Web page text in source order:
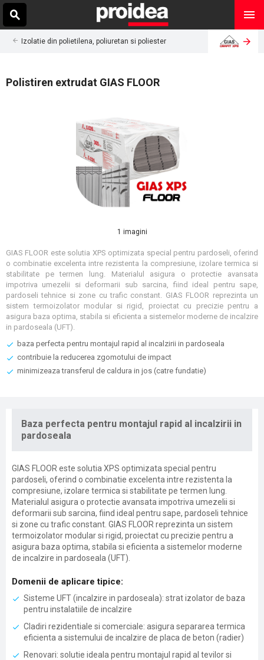
Izolatie din polietilena, poliuretan si poliester
Polistiren extrudat GIAS FLOOR
1 imagini
GIAS FLOOR este solutia XPS optimizata special pentru pardoseli, oferind
o combinatie excelenta intre rezistenta la compresiune, izolare termica si
stabilitate pe termen lung. Materialul asigura o protectie avansata
impotriva umezelii si deformarii sub sarcina, fiind ideal pentru sape,
pardoseli tehnice si zone cu trafic constant. GIAS FLOOR reprezinta un
sistem termoizolator modular si rigid, proiectat cu precizie pentru a
asigura baza optima, stabila si eficienta a sistemelor moderne de incalzire
in pardoseala (UFT).
baza perfecta pentru montajul rapid al incalzirii in pardoseala
contribuie la reducerea zgomotului de impact
minimizeaza transferul de caldura in jos (catre fundatie)
Baza perfecta pentru montajul rapid al incalzirii in
pardoseala
GIAS FLOOR este solutia XPS optimizata special pentru
pardoseli, oferind o combinatie excelenta intre rezistenta la
compresiune, izolare termica si stabilitate pe termen lung.
Materialul asigura o protectie avansata impotriva umezelii si
deformarii sub sarcina, fiind ideal pentru sape, pardoseli tehnice
si zone cu trafic constant. GIAS FLOOR reprezinta un sistem
termoizolator modular si rigid, proiectat cu precizie pentru a
asigura baza optima, stabila si eficienta a sistemelor moderne
de incalzire in pardoseala (UFT).
Domenii de aplicare tipice:
Sisteme UFT (incalzire in pardoseala): strat izolator de baza
pentru instalatiile de incalzire
Cladiri rezidentiale si comerciale: asigura separarea termica
eficienta a sistemului de incalzire de placa de beton (radier)
Renovari: solutie ideala pentru montajul rapid al tevilor si